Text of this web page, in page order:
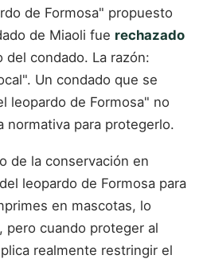
de Formosa" propuesto
de Miaoli fue rechazado
del condado. La razón:
Un condado que se
leopardo de Formosa" no
normativa para protegerlo.
de la conservación en
leopardo de Formosa para
en mascotas, lo
pero cuando proteger al
realmente restringir el